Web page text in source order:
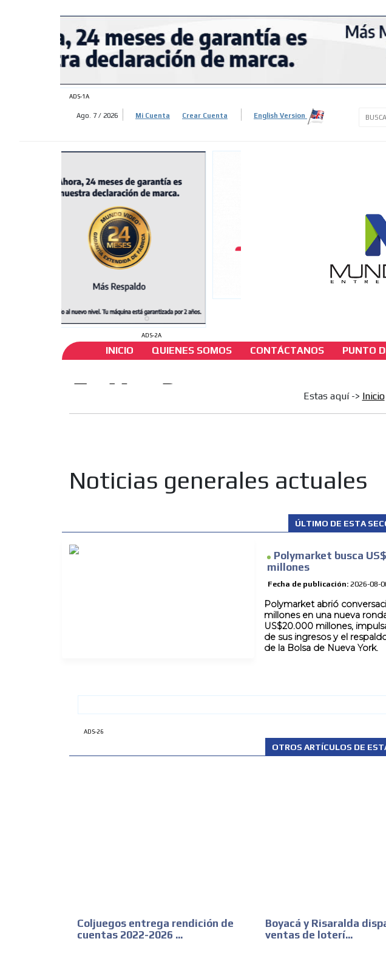
ADS-1A
Ago. 7 / 2026 Mi Cuenta Crear Cuenta English Version
ADS-2A
INICIO QUIENES SOMOS CONTÁCTANOS PUNTO
valer US$20.000
Estas aquí -> Inicio
Noticias generales actuales
ÚLTIMO DE ESTA
Polymarket busca
millones
Fecha de publicación: 2026-08-
Polymarket abrió
millones en una nueva
US$20.000 millones,
de sus ingresos y el
de la Bolsa de Nueva York.
ADS-26
OTROS ARTÍCULOS DE
Coljuegos entrega rendición de
cuentas 2022-2026 ...
Boyacá y Risaralda
ventas de loterí...
ADS-3A